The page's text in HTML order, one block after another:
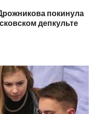
покинула
депкульте